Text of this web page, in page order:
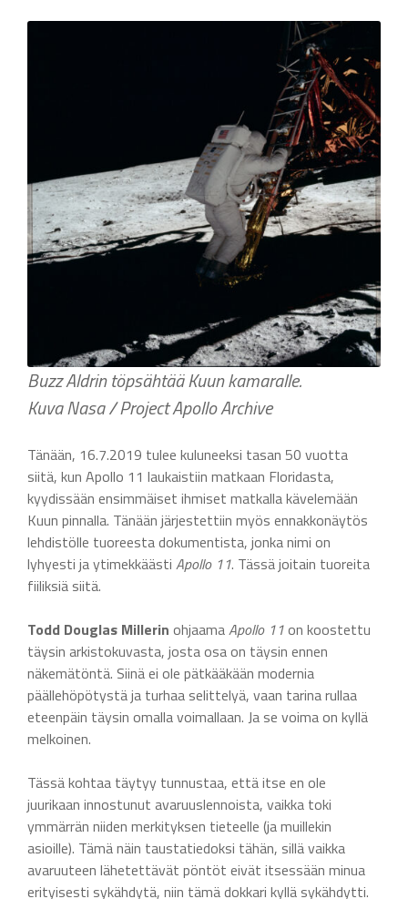
Buzz Aldrin töpsähtää Kuun kamaralle.
Kuva Nasa / Project Apollo Archive
Tänään, 16.7.2019 tulee kuluneeksi tasan 50 vuotta
siitä, kun Apollo 11 laukaistiin matkaan Floridasta,
kyydissään ensimmäiset ihmiset matkalla kävelemään
Kuun pinnalla. Tänään järjestettiin myös ennakkonäytös
lehdistölle tuoreesta dokumentista, jonka nimi on
lyhyesti ja ytimekkäästi Apollo 11. Tässä joitain tuoreita
fiiliksiä siitä.
Todd Douglas Millerin ohjaamaApollo 11on koostettu
täysin arkistokuvasta, josta osa on täysin ennen
näkemätöntä. Siinä ei ole pätkääkään modernia
päällehöpötystä ja turhaa selittelyä, vaan tarina rullaa
eteenpäin täysin omalla voimallaan. Ja se voima on kyllä
melkoinen.
Tässä kohtaa täytyy tunnustaa, että itse en ole
juurikaan innostunut avaruuslennoista, vaikka toki
ymmärrän niiden merkityksen tieteelle (ja muillekin
asioille). Tämä näin taustatiedoksi tähän, sillä vaikka
avaruuteen lähetettävät pöntöt eivät itsessään minua
erityisesti sykähdytä, niin tämä dokkari kyllä sykähdytti.